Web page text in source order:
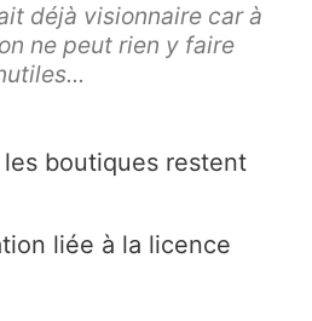
déjà visionnaire car à
ne peut rien y faire
boutiques restent
liée à la licence